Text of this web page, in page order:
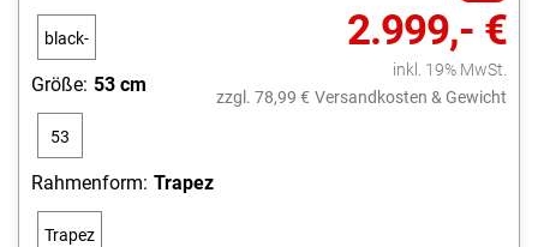
2.999,- €
inkl. 19% MwSt.
zzgl. 78,99 € Versandkosten & Gewicht
black-
Größe: 53 cm
53
Rahmenform: Trapez
Trapez